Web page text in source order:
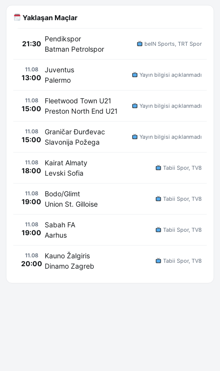
Yaklaşan Maçlar
21:30
Pendikspor
Batman Petrolspor
beIN Sports, TRT Spor
11.08
13:00
Juventus
Palermo
Yayın bilgisi açıklanmadı
11.08
15:00
Fleetwood Town U21
Preston North End U21
Yayın bilgisi açıklanmadı
11.08
15:00
Graničar Đurđevac
Slavonija Požega
Yayın bilgisi açıklanmadı
11.08
18:00
Kairat Almaty
Levski Sofia
Tabii Spor, TV8
11.08
19:00
Bodo/Glimt
Union St. Gilloise
Tabii Spor, TV8
11.08
19:00
Sabah FA
Aarhus
Tabii Spor, TV8
11.08
20:00
Kauno Žalgiris
Dinamo Zagreb
Tabii Spor, TV8